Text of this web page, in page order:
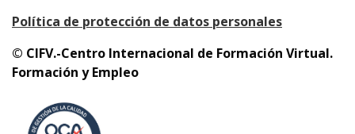
Política de protección de datos personales
© CIFV.-Centro Internacional de Formación Virtual.
Formación y Empleo